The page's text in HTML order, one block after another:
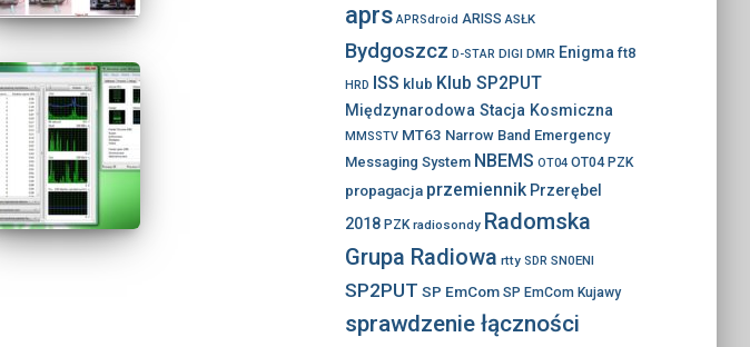
aprs APRSdroid ARISS ASŁK
Bydgoszcz D-STAR DIGI DMR Enigma ft8
HRD ISS klub Klub SP2PUT
Międzynarodowa Stacja Kosmiczna
MMSSTV MT63 Narrow Band Emergency
Messaging System NBEMS OT04 OT04 PZK
propagacja przemiennik Przerębel
2018 PZK radiosondy Radomska
Grupa Radiowa rtty SDR SN0ENI
SP2PUT SP EmCom SP EmCom Kujawy
sprawdzenie łączności